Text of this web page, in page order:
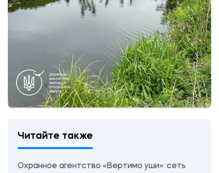
Читайте также
Охранное агентство «Вертимо уши»: сеть